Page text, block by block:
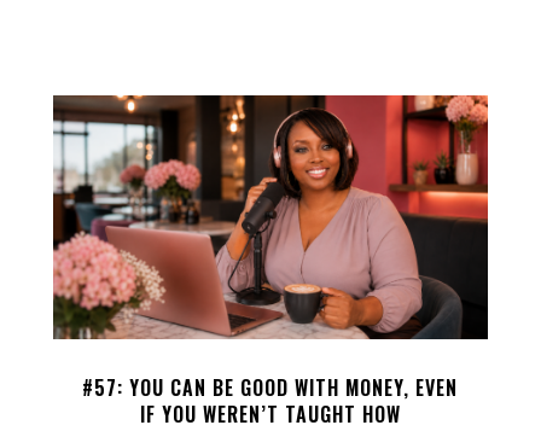
#57: YOU CAN BE GOOD WITH MONEY, EVEN
IF YOU WEREN’T TAUGHT HOW